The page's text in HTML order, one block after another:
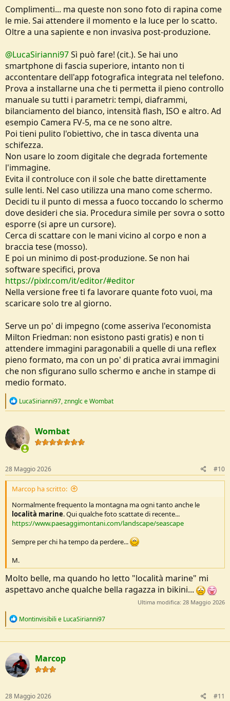
Complimenti... ma queste non sono foto di rapina come
le mie. Sai attendere il momento e la luce per lo scatto.
Oltre a una sapiente e non invasiva post-produzione.
@LucaSirianni97Sì può fare! (cit.). Se hai uno
smartphone di fascia superiore, intanto non ti
accontentare dell'app fotografica integrata nel telefono.
Prova a installarne una che ti permetta il pieno controllo
manuale su tutti i parametri: tempi, diaframmi,
bilanciamento del bianco, intensità flash, ISO e altro. Ad
esempio Camera FV-5, ma ce ne sono altre.
Poi tieni pulito l'obiettivo, che in tasca diventa una
schifezza.
Non usare lo zoom digitale che degrada fortemente
l'immagine.
Evita il controluce con il sole che batte direttamente
sulle lenti. Nel caso utilizza una mano come schermo.
Decidi tu il punto di messa a fuoco toccando lo schermo
dove desideri che sia. Procedura simile per sovra o sotto
esporre (si apre un cursore).
Cerca di scattare con le mani vicino al corpo e non a
braccia tese (mosso).
E poi un minimo di post-produzione. Se non hai
software specifici, prova
https://pixlr.com/it/editor/#editor
Nella versione free ti fa lavorare quante foto vuoi, ma
scaricare solo tre al giorno.
Serve un po' di impegno (come asseriva l'economista
Milton Friedman: non esistono pasti gratis) e non ti
attendere immagini paragonabili a quelle di una reflex
pieno formato, ma con un po' di pratica avrai immagini
che non sfigurano sullo schermo e anche in stampe di
medio formato.
R
c
t
i
o
s
:
LucaSirianni97,znnglceWombat
Wombat
28 Maggio 2026 #10
Marcop ha scritto:
Normalmente frequento la montagna ma ogni tanto anche le
località marine. Qui qualche foto scattate di recente...
https://www.paesaggimontani.com/landscape/seascape
Sempre per chi ha tempo da perdere...
M.
Molto belle, ma quando ho letto "località marine" mi
aspettavo anche qualche bella ragazza in bikini...
Ultima modifica: 28 Maggio 2026
R
c
i
o
n
:
Montinvisibili e LucaSirianni97
Marcop
28 Maggio 2026 #11